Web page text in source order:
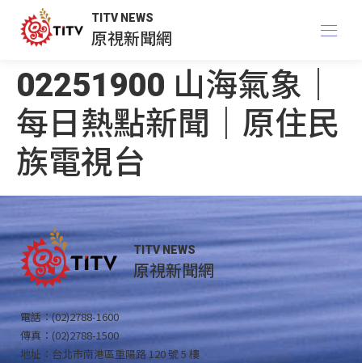
TITV NEWS
原視新聞網
02251900 山海氣象｜
每日熱點新聞｜原住民
族電視台
TITV NEWS
原視新聞網
電話：(02)2788-1600
傳真：(02)2788-1500
地址：台北市南港區重陽路 120 號 5 樓